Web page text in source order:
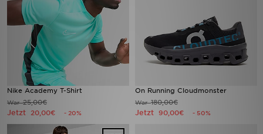
Nike Academy T-Shirt
War25,00€
Jetzt 20,00€ - 20%
On Running Cloudmonster
War180,00€
Jetzt 90,00€ - 50%